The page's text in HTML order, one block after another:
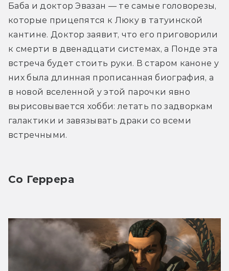
Баба и доктор Эвазан — те самые головорезы,
которые прицепятся к Люку в татуинской
кантине. Доктор заявит, что его приговорили
к смерти в двенадцати системах, а Понде эта
встреча будет стоить руки. В старом каноне у
них была длинная прописанная биография, а
в новой вселенной у этой парочки явно
вырисовывается хобби: летать по задворкам
галактики и завязывать драки со всеми
встречными.
Со Геррера